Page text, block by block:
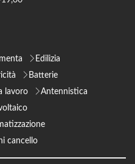
Edilizia
Batterie
lavoro
Antennistica
cancello